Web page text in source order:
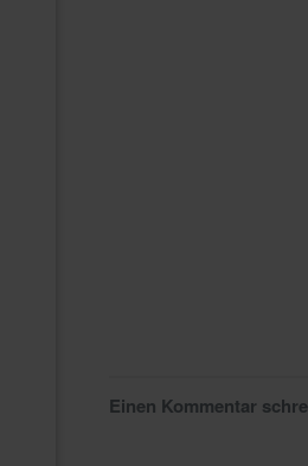
Einen Kommentar